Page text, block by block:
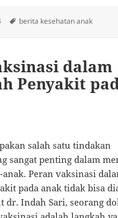
Tags
berita kesehatan anak
dalam
Penyakit
salah satu tindakan
sangat penting dalam
Peran vaksinasi
pada anak tidak bisa
dr. Indah Sari, seorang